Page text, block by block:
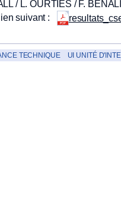
/ L. OURTIES / F.
suivant :
TECHNIQUE UI UNITÉ